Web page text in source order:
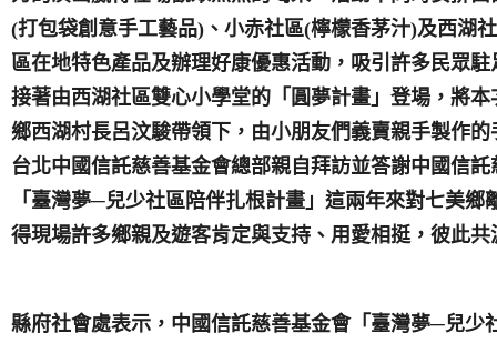
(打包袋創意手工藝品) 、小赤社區(檸檬香茅汁)及西湖
區在地特色產品及辦理好康優惠活動，吸引許多民眾
接著由西湖社區雙心小學堂的「圓夢計畫」登場，將
鄉西湖村長呂汶駿帶領下，由小朋友們義賣親手製作
台北中國信託慈善基金會總部親自拜訪並答謝中國信
「臺灣夢─兒少社區陪伴扎根計畫」這兩年來對七美
得現場許多鄉親及遊客肯定與支持、用愛相挺，彼此
縣府社會處表示，中國信託慈善基金會「臺灣夢─兒少